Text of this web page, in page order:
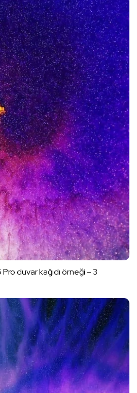
duvar kağıdı örneği – 3